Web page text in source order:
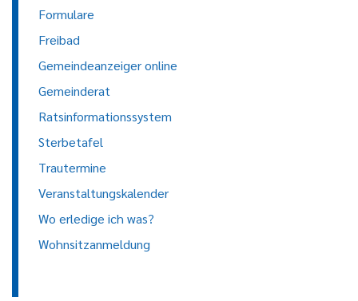
Formulare
Freibad
Gemeindeanzeiger online
Gemeinderat
Ratsinformationssystem
Sterbetafel
Trautermine
Veranstaltungskalender
Wo erledige ich was?
Wohnsitzanmeldung